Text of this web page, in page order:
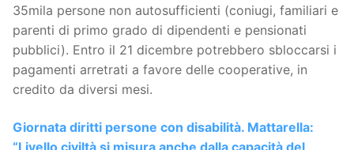
35mila persone non autosufficienti (coniugi, familiari e
parenti di primo grado di dipendenti e pensionati
pubblici). Entro il 21 dicembre potrebbero sbloccarsi i
pagamenti arretrati a favore delle cooperative, in
credito da diversi mesi.
Giornata diritti persone con disabilità. Mattarella: